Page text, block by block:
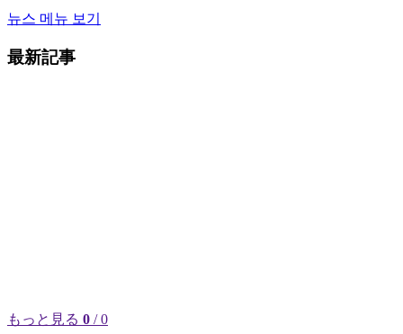
뉴스 메뉴 보기
最新記事
もっと見る 0 / 0